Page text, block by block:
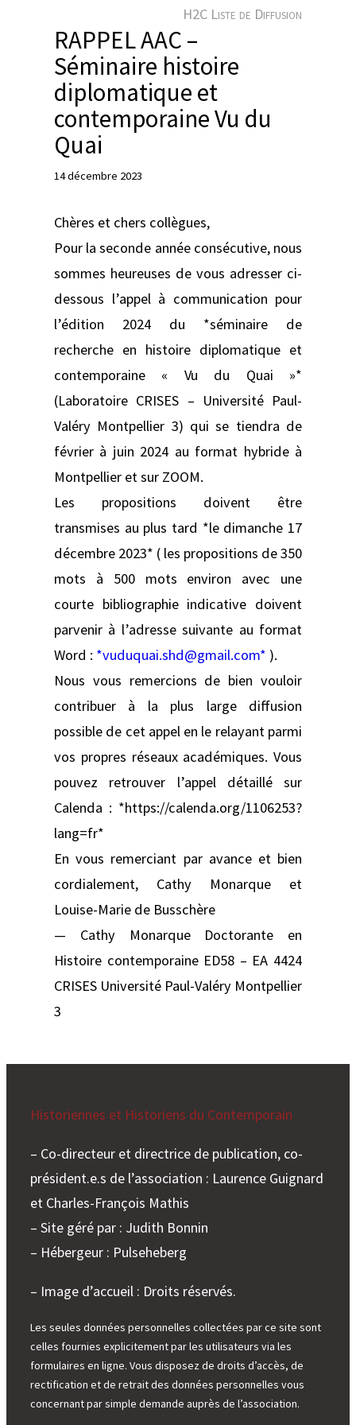
r
H2C Liste de Diffusion
RAPPEL AAC –
Séminaire histoire
diplomatique et
contemporaine Vu du
Quai
14 décembre 2023
Chères et chers collègues,
Pour la seconde année consécutive, nous
sommes heureuses de vous adresser ci-
dessous l’appel à communication pour
l’édition 2024 du *séminaire de
recherche en histoire diplomatique et
contemporaine « Vu du Quai »*
(Laboratoire CRISES – Université Paul-
Valéry Montpellier 3) qui se tiendra de
février à juin 2024 au format hybride à
Montpellier et sur ZOOM.
Les propositions doivent être
transmises au plus tard *le dimanche 17
décembre 2023* ( les propositions de 350
mots à 500 mots environ avec une
courte bibliographie indicative doivent
parvenir à l’adresse suivante au format
Word : *vuduquai.shd@gmail.com* ).
Nous vous remercions de bien vouloir
contribuer à la plus large diffusion
possible de cet appel en le relayant parmi
vos propres réseaux académiques. Vous
pouvez retrouver l’appel détaillé sur
Calenda : *https://calenda.org/1106253?
lang=fr*
En vous remerciant par avance et bien
cordialement, Cathy Monarque et
Louise-Marie de Busschère
— Cathy Monarque Doctorante en
Histoire contemporaine ED58 – EA 4424
CRISES Université Paul-Valéry Montpellier
3
Historiennes et Historiens du Contemporain
– Co-directeur et directrice de publication, co-
président.e.s de l’association : Laurence Guignard
et Charles-François Mathis
– Site géré par : Judith Bonnin
– Hébergeur : Pulseheberg
– Image d’accueil : Droits réservés.
Les seules données personnelles collectées par ce site sont
celles fournies explicitement par les utilisateurs via les
formulaires en ligne. Vous disposez de droits d’accès, de
rectification et de retrait des données personnelles vous
concernant par simple demande auprès de l’association.